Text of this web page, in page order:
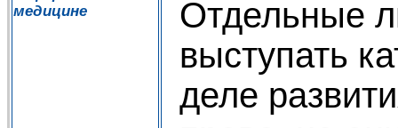
медицине
Отдельные
выступать
деле